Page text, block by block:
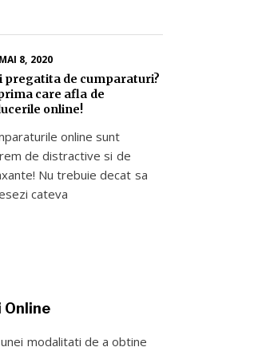
MAI 8, 2020
pregatita de cumparaturi?
care afla de
online!
online sunt
de distractive si de
Nu trebuie decat sa
cateva
Online
modalitati de a obtine